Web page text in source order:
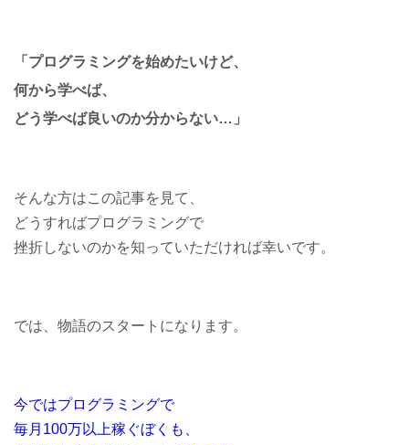
「プログラミングを始めたいけど、
何から学べば、
どう学べば良いのか分からない…」
そんな方はこの記事を見て、
どうすればプログラミングで
挫折しないのかを知っていただければ幸いです。
では、物語のスタートになります。
今ではプログラミングで
毎月100万以上稼ぐぼくも、